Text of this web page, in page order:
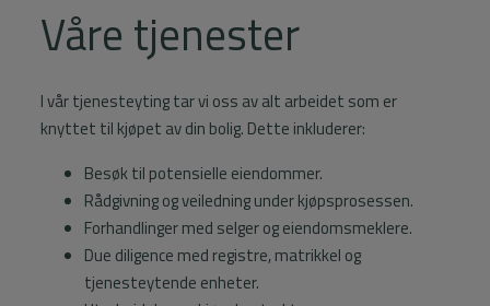
Kjøpe
Selge
Om Oss
Videos
Våre tjenester
I vår tjenesteyting tar vi oss av alt arbeidet som er
knyttet til kjøpet av din bolig. Dette inkluderer:
Besøk til potensielle eiendommer.
Rådgivning og veiledning under kjøpsprosessen.
Forhandlinger med selger og eiendomsmeklere.
Due diligence med registre, matrikkel og
tjenesteytende enheter.